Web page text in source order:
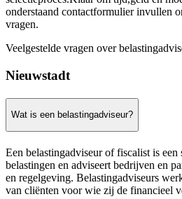
onderstaand contactformulier invullen
vragen.
Veelgestelde vragen over
Nieuwstadt
Wat is een belastingadviseur?
Een belastingadviseur of fiscalist is een
belastingen en adviseert bedrijven en
en regelgeving. Belastingadviseurs
van cliënten voor wie zij de financieel